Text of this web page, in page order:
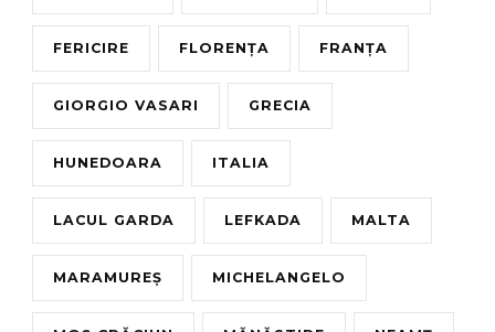
FERICIRE FLORENȚA FRANȚA
GIORGIO VASARI GRECIA
HUNEDOARA ITALIA
LACUL GARDA LEFKADA MALTA
MARAMUREȘ MICHELANGELO